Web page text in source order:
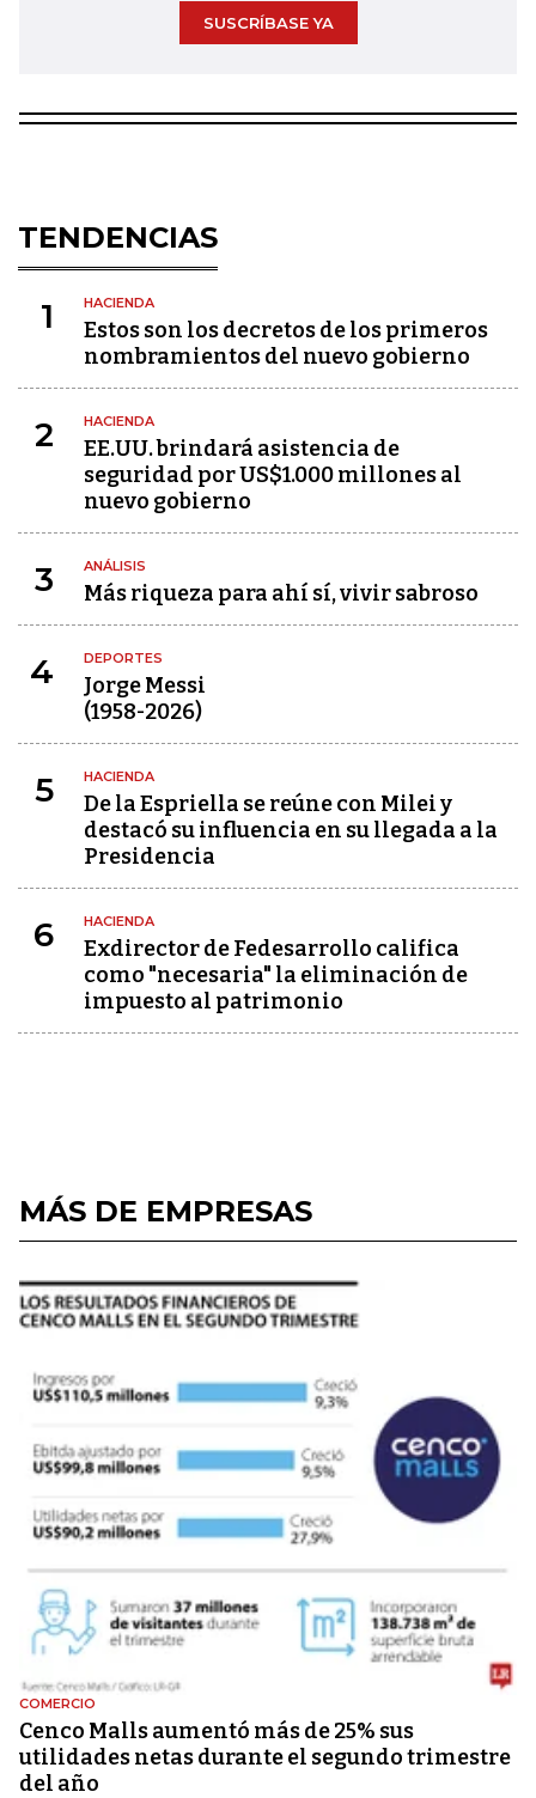
SUSCRÍBASE YA
TENDENCIAS
1 HACIENDA
Estos son los decretos de los primeros
nombramientos del nuevo gobierno
2 HACIENDA
EE.UU. brindará asistencia de
seguridad por US$1.000 millones al
nuevo gobierno
3 ANÁLISIS
Más riqueza para ahí sí, vivir sabroso
4 DEPORTES
Jorge Messi
(1958-2026)
5 HACIENDA
De la Espriella se reúne con Milei y
destacó su influencia en su llegada a la
Presidencia
6 HACIENDA
Exdirector de Fedesarrollo califica
como "necesaria" la eliminación de
impuesto al patrimonio
MÁS DE EMPRESAS
COMERCIO
Cenco Malls aumentó más de 25% sus
utilidades netas durante el segundo trimestre
del año